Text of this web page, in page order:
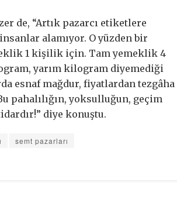
de, “Artık pazarcı etiketlere
alamıyor. O yüzden bir
1 kişilik için. Tam yemeklik 4
yarım kilogram diyemediği
esnaf mağdur, fiyatlardan tezgâha
pahalılığın, yoksulluğun, geçim
diye konuştu.
semt pazarları